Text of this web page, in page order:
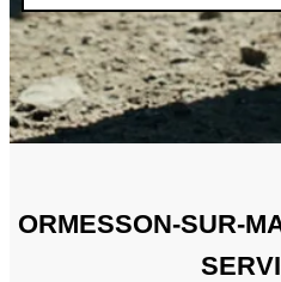
ORMESSON-SUR-